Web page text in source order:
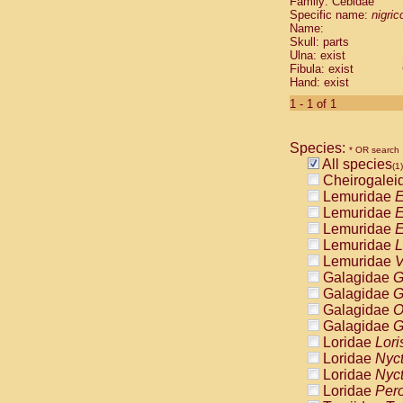
Cebidae
Cebidae
Cebidae
Cebidae
Cebidae
Cebidae
Cebidae
Cebidae
Cebidae
Cebidae
Cebidae
Cebidae
Atelidae
Atelidae
Atelidae
Atelidae
Atelidae
Atelidae
Atelidae
Atelidae
Atelidae
Atelidae
Pitheciidae
Specific name:
Name:
Skull: parts
Ulna: exist
Fibula: exist
Hand: exist
1 - 1 of 1
Species: * OR search
All species(1)
Lemuridae
Lemuridae
Lemuridae
Lemuridae
Lemuridae
Galagidae
Galagidae
Galagidae
Galagidae
Loridae
Loridae
Loridae
Loridae